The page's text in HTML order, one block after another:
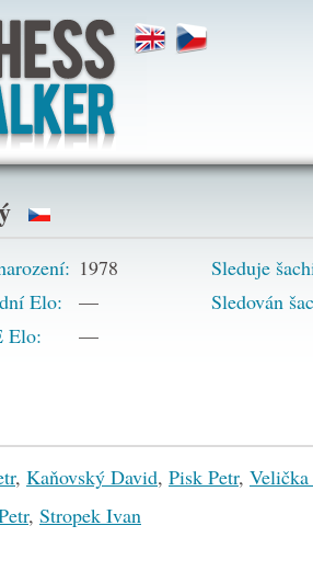
1978
Elo:
—
Elo:
—
Sleduje
Sledován
, Kaňovský David, Pisk Petr, Velička
, Stropek Ivan